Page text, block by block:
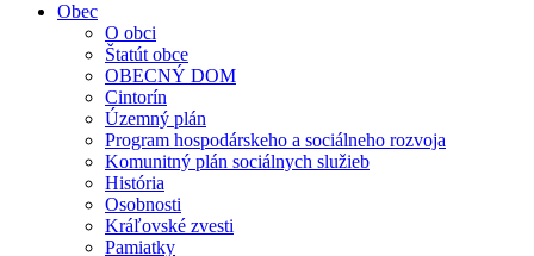
Obec
O obci
Štatút obce
OBECNÝ DOM
Cintorín
Územný plán
Program hospodárskeho a sociálneho rozvoja
Komunitný plán sociálnych služieb
História
Osobnosti
Kráľovské zvesti
Pamiatky